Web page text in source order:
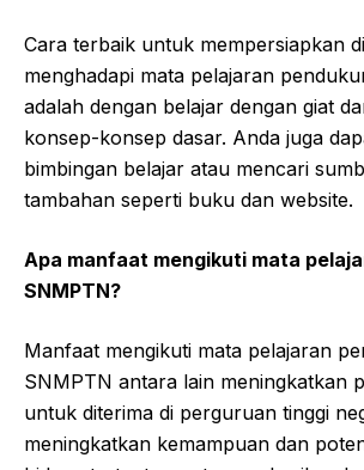
Cara terbaik untuk mempersiapkan
menghadapi mata pelajaran
adalah dengan belajar dengan giat
konsep-konsep dasar. Anda juga
bimbingan belajar atau mencari
tambahan seperti buku dan website.
Apa manfaat mengikuti mata
SNMPTN?
Manfaat mengikuti mata pelajaran
SNMPTN antara lain meningkatkan
untuk diterima di perguruan tinggi
meningkatkan kemampuan dan